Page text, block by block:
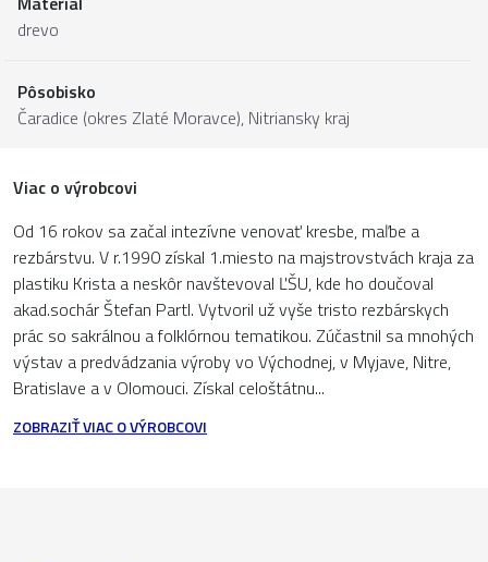
drevo
Pôsobisko
Čaradice (okres Zlaté Moravce), Nitriansky kraj
Viac o výrobcovi
Od 16 rokov sa začal intezívne venovať kresbe, maľbe a
rezbárstvu. V r.1990 získal 1.miesto na majstrovstvách kraja za
plastiku Krista a neskôr navštevoval ĽŠU, kde ho doučoval
akad.sochár Štefan Partl. Vytvoril už vyše tristo rezbárskych
prác so sakrálnou a folklórnou tematikou. Zúčastnil sa mnohých
výstav a predvádzania výroby vo Východnej, v Myjave, Nitre,
Bratislave a v Olomouci. Získal celoštátnu...
ZOBRAZIŤ VIAC O VÝROBCOVI